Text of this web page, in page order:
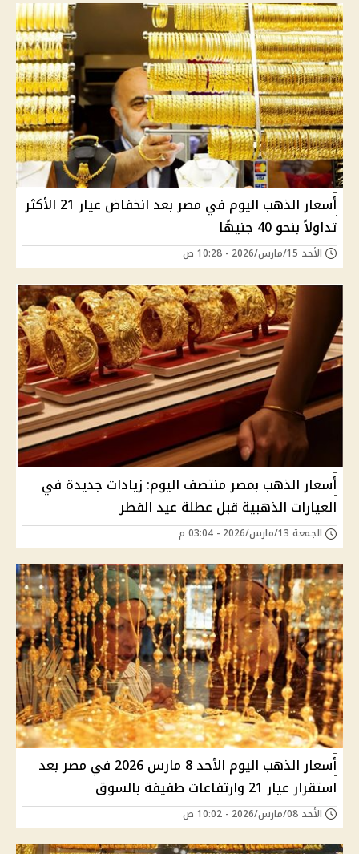
أسعار الذهب اليوم في مصر بعد انخفاض عيار 21 الأكثر
تداولاً بنحو 40 جنيهًا
الأحد 15/مارس/2026 - 10:28 ص
أسعار الذهب بمصر منتصف اليوم: زيادات جديدة في
العيارات الذهبية قبل عطلة عيد الفطر
الجمعة 13/مارس/2026 - 03:04 م
أسعار الذهب اليوم الأحد 8 مارس 2026 في مصر بعد
استقرار عيار 21 وارتفاعات طفيفة بالسوق
الأحد 08/مارس/2026 - 10:02 ص